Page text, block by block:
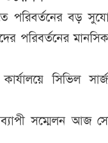
পরিবর্তনের বড়
পরিবর্তনের
সিভিল
সম্মেলন আজ